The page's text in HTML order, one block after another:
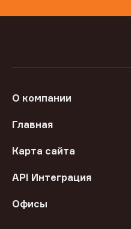
О компании
Главная
Карта сайта
API Интеграция
Офисы